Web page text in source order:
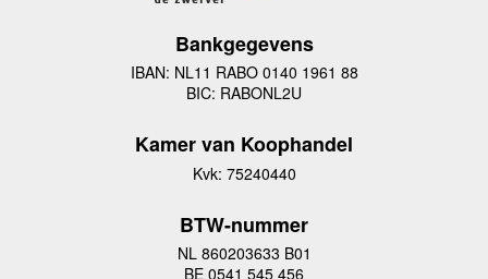
Bankgegevens
IBAN: NL11 RABO 0140 1961 88
BIC: RABONL2U
Kamer van Koophandel
Kvk: 75240440
BTW-nummer
NL 860203633 B01
BE 0541 545 456